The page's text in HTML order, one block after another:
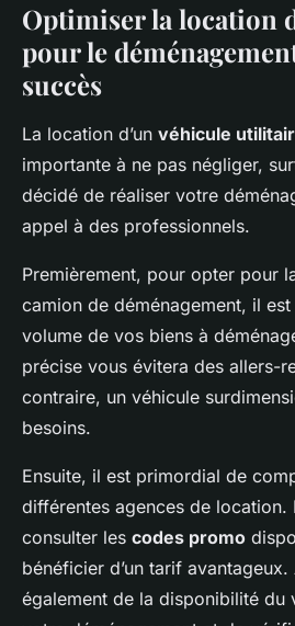
Optimiser la location
pour le
succès
La location d’un véhicule
importante à ne pas négliger,
décidé de réaliser votre
appel à des professionnels.
Premièrement, pour opter pour
camion de déménagement, il est
volume de vos biens à
précise vous évitera des allers-
contraire, un véhicule
besoins.
Ensuite, il est primordial de
différentes agences de location.
consulter les codes promo
bénéficier d’un tarif
également de la disponibilité du